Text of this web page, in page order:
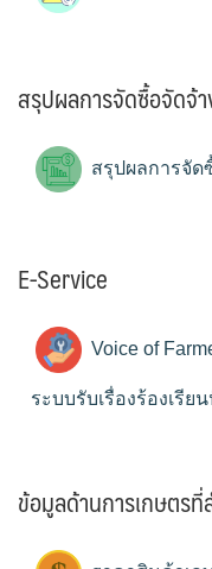
สรุปผลการจัดซื้อจัดจ้
สรุปผลการจัด
E-Service
Voice of
ระบบรับเรื่องร้องเรีย
ข้อมูลด้านการเกษตร